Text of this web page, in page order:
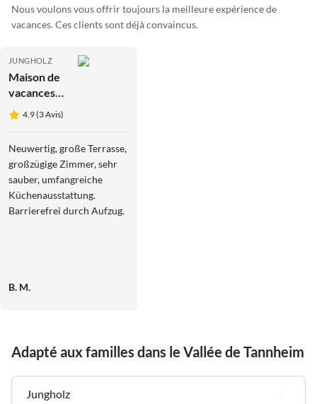
Nous voulons vous offrir toujours la meilleure expérience de
vacances. Ces clients sont déjà convaincus.
JUNGHOLZ
Maison de
vacances
Ancienne
Menuiserie
4.9 (3 Avis)
Neuwertig, große Terrasse,
großzügige Zimmer, sehr
sauber, umfangreiche
Küchenausstattung.
Barrierefrei durch Aufzug.
B. M.
Adapté aux familles dans le Vallée de Tannheim
Jungholz